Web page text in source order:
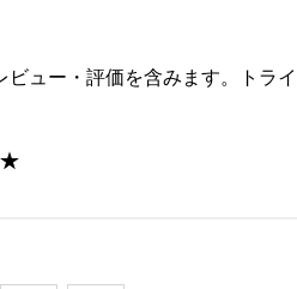
ビュー・評価を含みます。トラ